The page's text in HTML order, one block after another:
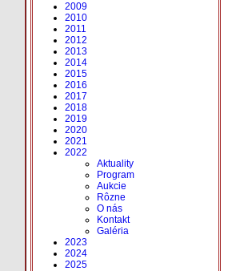
2009
2010
2011
2012
2013
2014
2015
2016
2017
2018
2019
2020
2021
2022
Aktuality
Program
Aukcie
Rôzne
O nás
Kontakt
Galéria
2023
2024
2025